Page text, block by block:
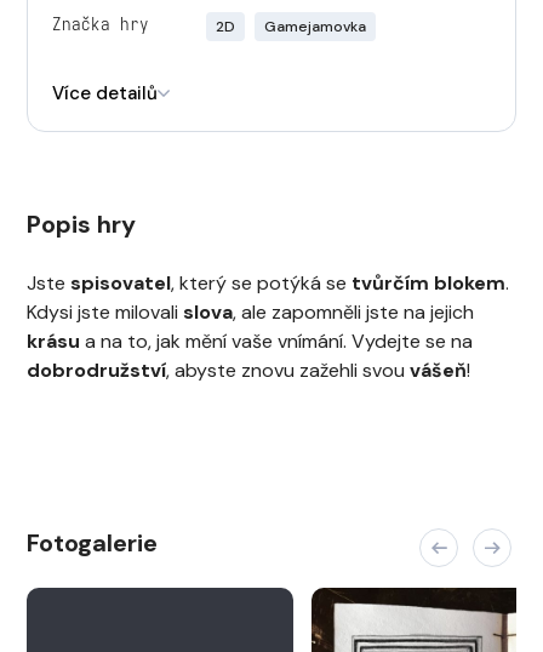
Značka hry 2D Gamejamovka
Více detailů
Popis hry
Jste spisovatel, který se potýká se tvůrčím blokem.
Kdysi jste milovali slova, ale zapomněli jste na jejich
krásu a na to, jak mění vaše vnímání. Vydejte se na
dobrodružství, abyste znovu zažehli svou vášeň!
Fotogalerie